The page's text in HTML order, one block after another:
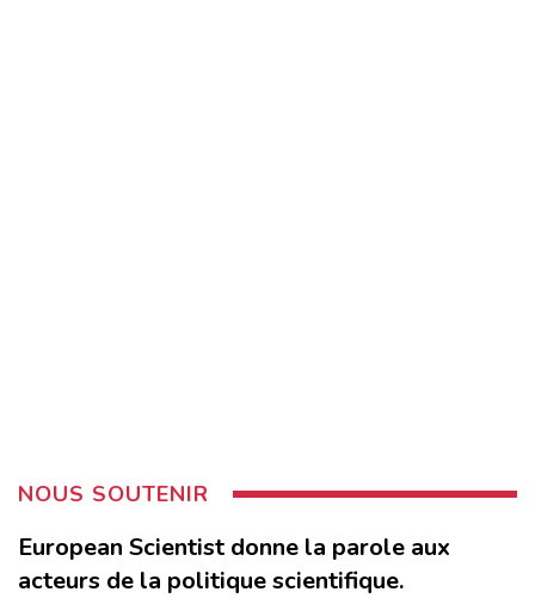
NOUS SOUTENIR
European Scientist donne la parole aux
acteurs de la politique scientifique.